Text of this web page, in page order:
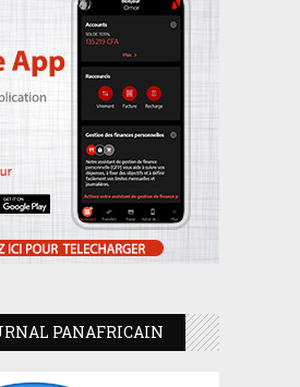
PANAFRICAIN